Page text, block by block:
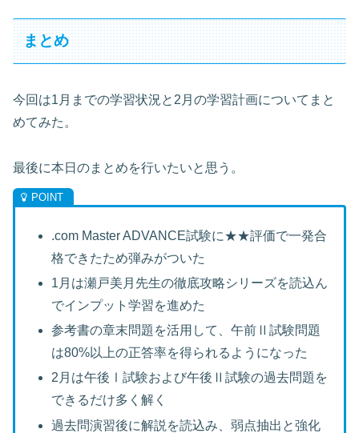
まとめ
今回は1月までの学習状況と2月の学習計画についてまと
めてみた。
最後に本日のまとめを行いたいと思う。
.com Master ADVANCE試験に★★評価で一発合
格できたため弾みがついた
1月は瀬戸美月先生の徹底攻略シリーズを読込ん
でインプット学習を進めた
参考書の章末問題を活用して、午前Ⅱ試験問題
は80%以上の正答率を得られるようになった
2月は午後Ⅰ試験および午後Ⅱ試験の過去問題を
できるだけ多く解く
過去問演習後に解説を読込み、弱点抽出と強化